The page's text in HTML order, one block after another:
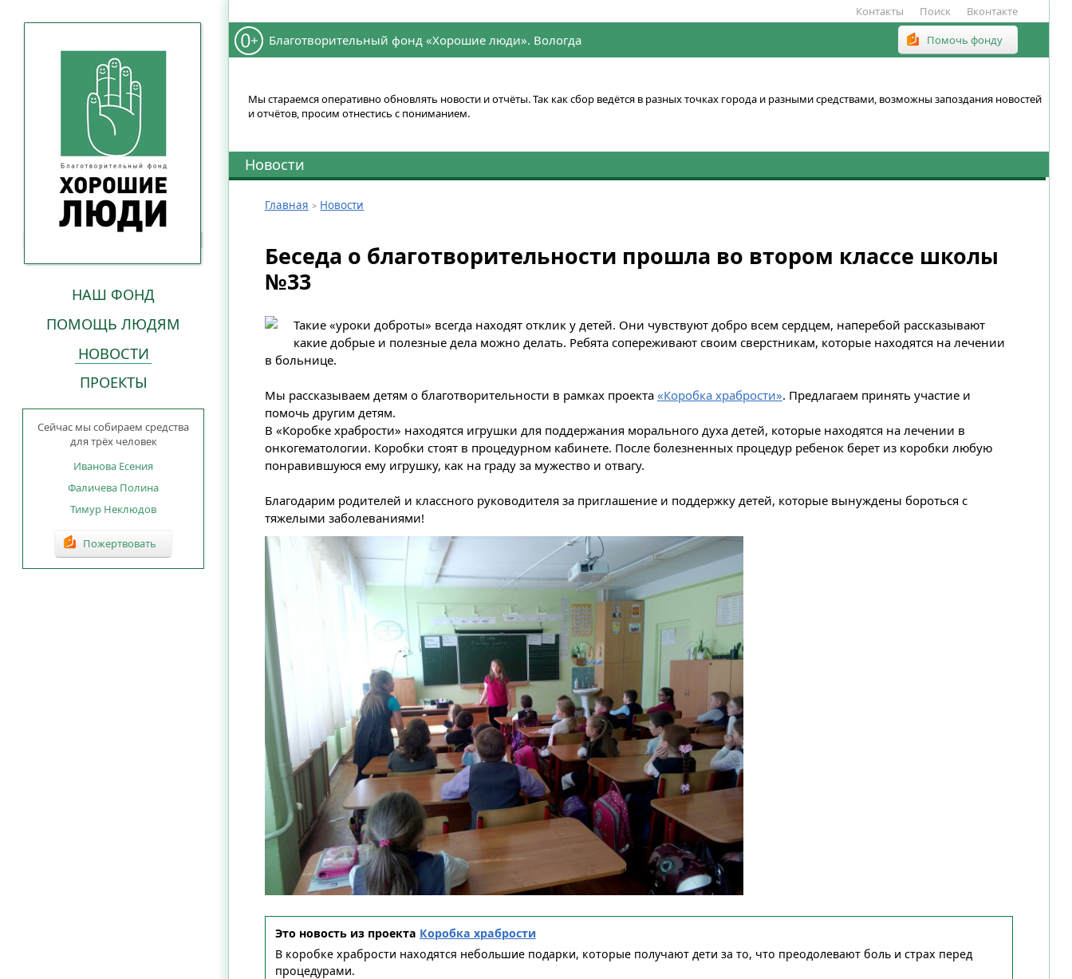
НАШ ФОНД
ПОМОЩЬ ЛЮДЯМ
НОВОСТИ
ПРОЕКТЫ
Сейчас мы собираем средства
для трёх человек
Иванова Есения
Фаличева Полина
Тимур Неклюдов
Пожертвовать
Контакты Поиск Вконтакте
Благотворительный фонд «Хорошие люди». Вологда Помочь фонду
Мы стараемся оперативно обновлять новости и отчёты. Так как сбор ведётся в разных точках города и разными средствами, возможны запоздания новостей
и отчётов, просим отнестись с пониманием.
Новости
Главная Новости
Беседа о благотворительности прошла во втором классе школы
№33
Такие «уроки доброты» всегда находят отклик у детей. Они чувствуют добро всем сердцем, наперебой рассказывают
какие добрые и полезные дела можно делать. Ребята сопереживают своим сверстникам, которые находятся на лечении
в больнице.
Мы рассказываем детям о благотворительности в рамках проекта «Коробка храбрости». Предлагаем принять участие и
помочь другим детям.
В «Коробке храбрости» находятся игрушки для поддержания морального духа детей, которые находятся на лечении в
онкогематологии. Коробки стоят в процедурном кабинете. После болезненных процедур ребенок берет из коробки любую
понравившуюся ему игрушку, как на граду за мужество и отвагу.
Благодарим родителей и классного руководителя за приглашение и поддержку детей, которые вынуждены бороться с
тяжелыми заболеваниями!
Это новость из проекта Коробка храбрости
В коробке храбрости находятся небольшие подарки, которые получают дети за то, что преодолевают боль и страх перед
процедурами.